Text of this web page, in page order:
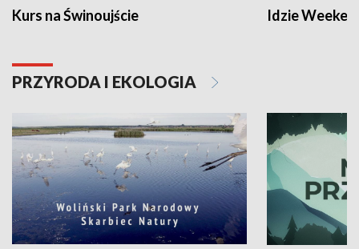
Kurs na Świnoujście Idzie
PRZYRODA I EKOLOGIA